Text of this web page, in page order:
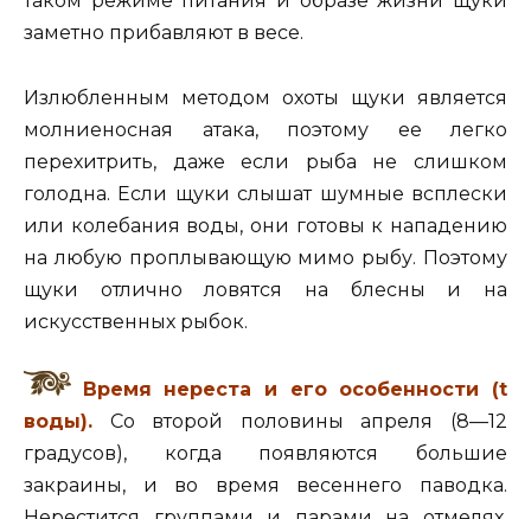
заметно прибавляют в весе.
Излюбленным методом охоты щуки является
молниеносная атака, поэтому ее легко
перехитрить, даже если рыба не слишком
голодна. Если щуки слышат шумные всплески
или колебания воды, они готовы к нападению
на любую проплывающую мимо рыбу. Поэтому
щуки отлично ловятся на блесны и на
искусственных рыбок.
Время нереста и его особенности (t
воды). Со второй половины апреля (8—12
градусов), когда появляются боль­шие
закраины, и во время весеннего паводка.